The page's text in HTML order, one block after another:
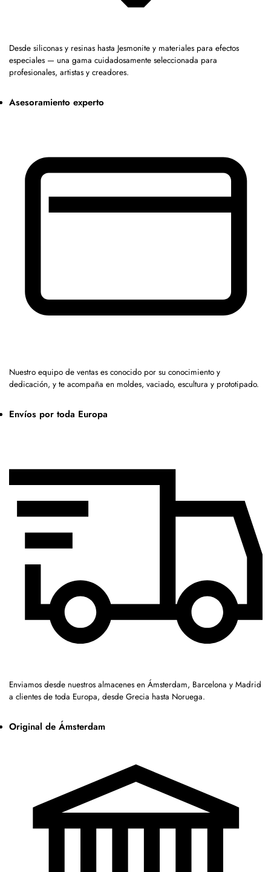
Desde siliconas y resinas hasta Jesmonite y materiales para efectos
especiales — una gama cuidadosamente seleccionada para
profesionales, artistas y creadores.
Asesoramiento experto
Nuestro equipo de ventas es conocido por su conocimiento y
dedicación, y te acompaña en moldes, vaciado, escultura y prototipado.
Envíos por toda Europa
Enviamos desde nuestros almacenes en Ámsterdam, Barcelona y Madrid
a clientes de toda Europa, desde Grecia hasta Noruega.
Original de Ámsterdam